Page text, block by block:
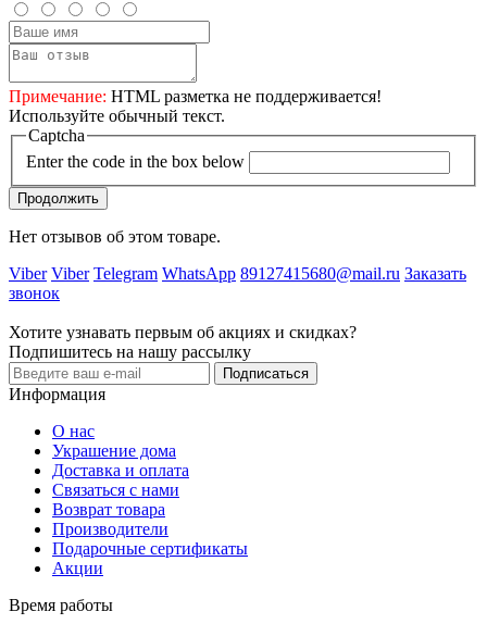
Примечание: HTML разметка не поддерживается!
Используйте обычный текст.
Captcha
Enter the code in the box below
Продолжить
Нет отзывов об этом товаре.
Viber Viber Telegram WhatsApp 89127415680@mail.ru Заказать
звонок
Хотите узнавать первым об акциях и скидках?
Подпишитесь на нашу рассылку
Подписаться
Информация
О нас
Украшение дома
Доставка и оплата
Связаться с нами
Возврат товара
Производители
Подарочные сертификаты
Акции
Время работы